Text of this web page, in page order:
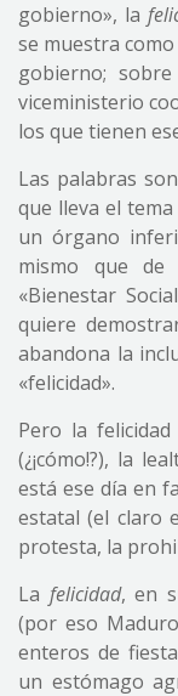
gobierno», la
se muestra
gobierno;
viceministerio
los que tienen
Las palabras
que lleva el
un órgano
mismo que de
«Bienestar
quiere
abandona la
«felicidad».
Pero la
(¿¡cómo!?), la
está ese día en
estatal (el claro
protesta, la
La felicidad, en
(por eso
enteros de
un estómago